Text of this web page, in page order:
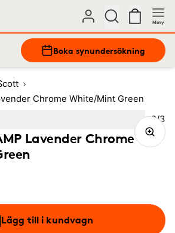
Meny
Boka synundersökning
Chrome White/Mint Green
Lavender Chrome
Lägg till i kundvagn
Bild
2/3
3